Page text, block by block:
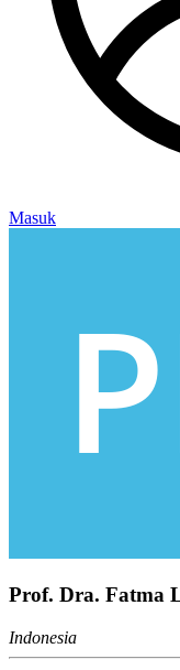
Masuk
Prof. Dra. Fatma
Indonesia